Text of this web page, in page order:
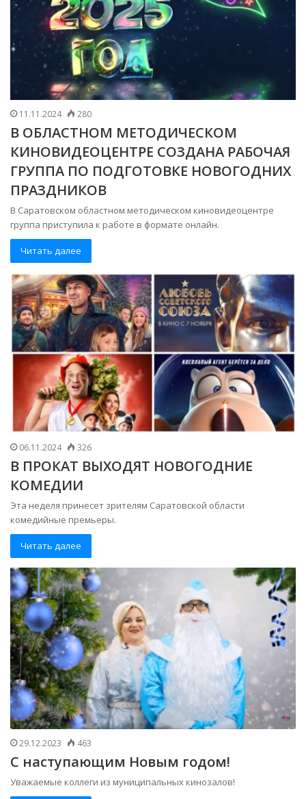
11.11.2024 280
В ОБЛАСТНОМ МЕТОДИЧЕСКОМ
КИНОВИДЕОЦЕНТРЕ СОЗДАНА РАБОЧАЯ
ГРУППА ПО ПОДГОТОВКЕ НОВОГОДНИХ
ПРАЗДНИКОВ
В Саратовском областном методическом киновидеоцентре
группа приступила к работе в формате онлайн.
Читать далее
06.11.2024 326
В ПРОКАТ ВЫХОДЯТ НОВОГОДНИЕ
КОМЕДИИ
Эта неделя принесет зрителям Саратовской области
комедийные премьеры.
Читать далее
29.12.2023 463
С наступающим Новым годом!
Уважаемые коллеги из муниципальных кинозалов!